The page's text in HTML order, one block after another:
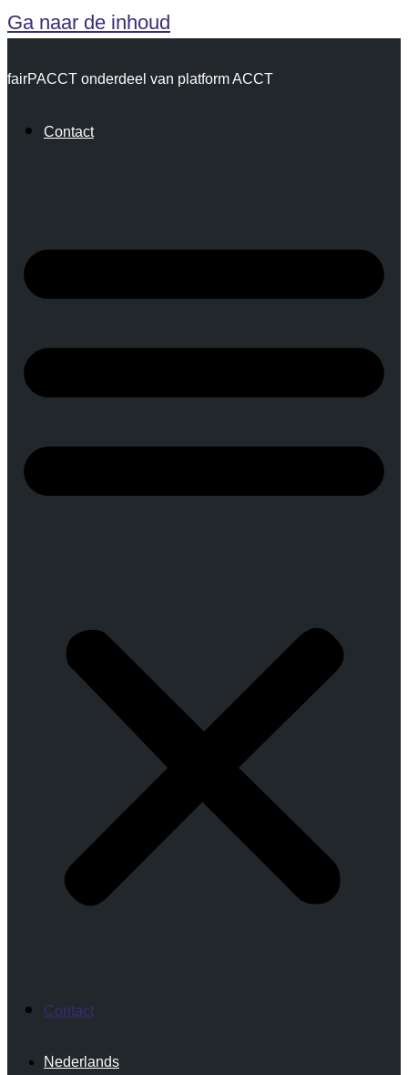
Ga naar de inhoud
fairPACCT onderdeel van platform ACCT
Contact
Contact
Nederlands